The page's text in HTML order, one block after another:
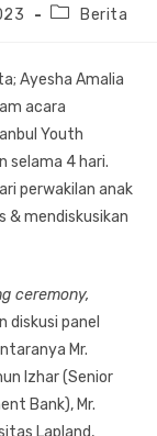
PostBerita
Ayesha Amalia
acara
Youth
selama 4 hari.
perwakilan anak
& mendiskusikan
ceremony,
diskusi panel
Mr.
Izhar (Senior
Bank), Mr.
Lapland,